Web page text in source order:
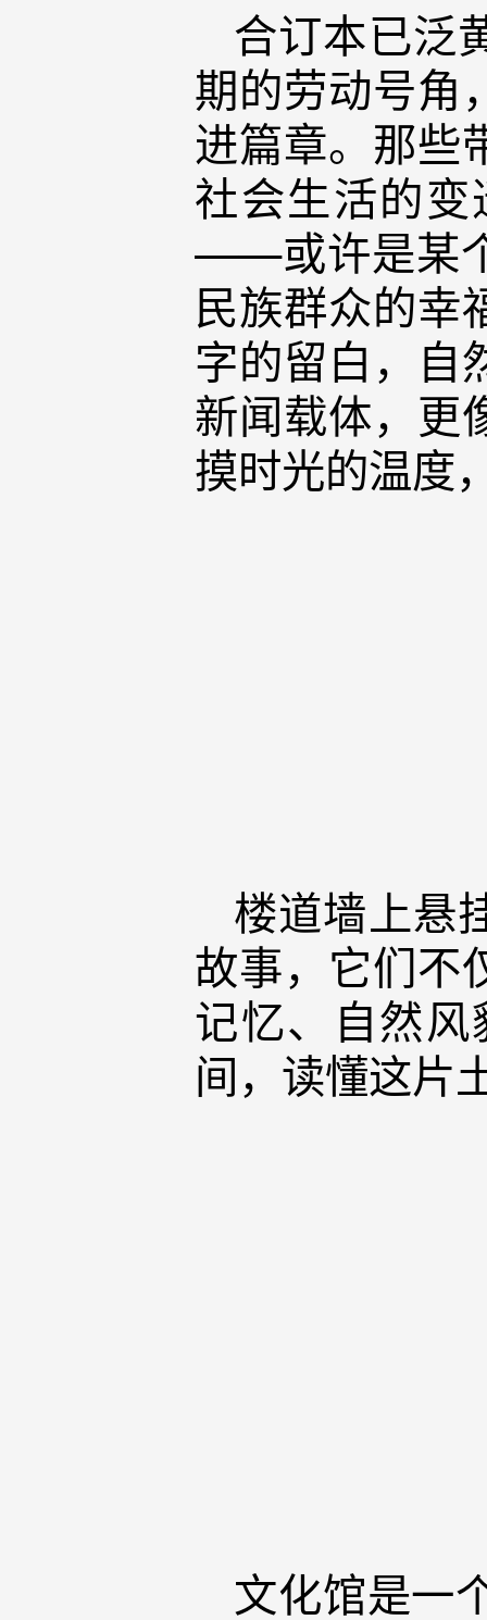
合订本已泛
期的劳动号角
进篇章。那些
社会生活的
——或许是某
民族群众的幸
字的留白，自
新闻载体，更
摸时光的温度
楼道墙上悬
故事，它们不
记忆、自然
间，读懂这片
文化馆是一